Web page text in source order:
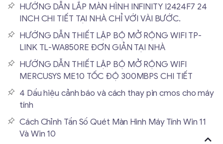
HƯỚNG DẪN LẮP MÀN HÌNH INFINITY I2424F7 24
INCH CHI TIẾT TẠI NHÀ CHỈ VỚI VÀI BƯỚC.
HƯỚNG DẪN THIẾT LẬP BỘ MỞ RỘNG WIFI TP-
LINK TL-WA850RE ĐƠN GIẢN TẠI NHÀ
HƯỚNG DẪN THIẾT LẬP BỘ MỞ RỘNG WIFI
MERCUSYS ME10 TỐC ĐỘ 300MBPS CHI TIẾT
4 Dấu hiệu cảnh báo và cách thay pin cmos cho máy
tính
Cách Chỉnh Tần Số Quét Màn Hình Máy Tính Win 11
Và Win 10